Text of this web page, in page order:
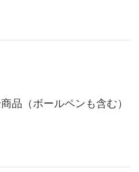
品（ボールペンも含む）